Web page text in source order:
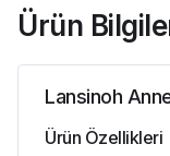
Ürün
Lansinoh
Ürün Özellikleri